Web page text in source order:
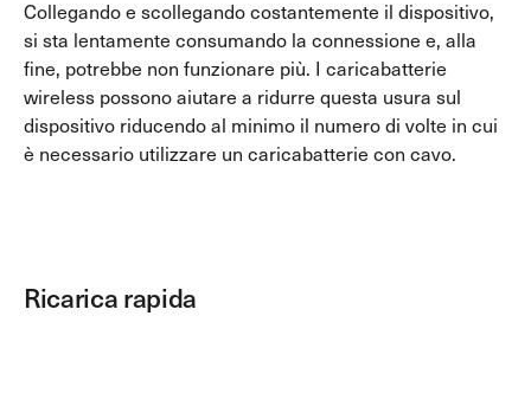
Collegando e scollegando costantemente il dispositivo,
si sta lentamente consumando la connessione e, alla
fine, potrebbe non funzionare più. I caricabatterie
wireless possono aiutare a ridurre questa usura sul
dispositivo riducendo al minimo il numero di volte in cui
è necessario utilizzare un caricabatterie con cavo.
Ricarica rapida